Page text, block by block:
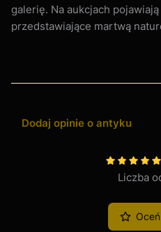
galerię. Na aukcjach
przedstawiające martwą
Dodaj opinie o antyku
Liczba